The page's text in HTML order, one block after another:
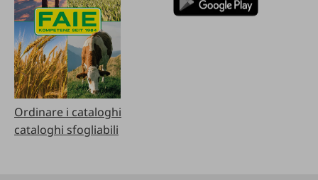
Ordinare i cataloghi
cataloghi sfogliabili